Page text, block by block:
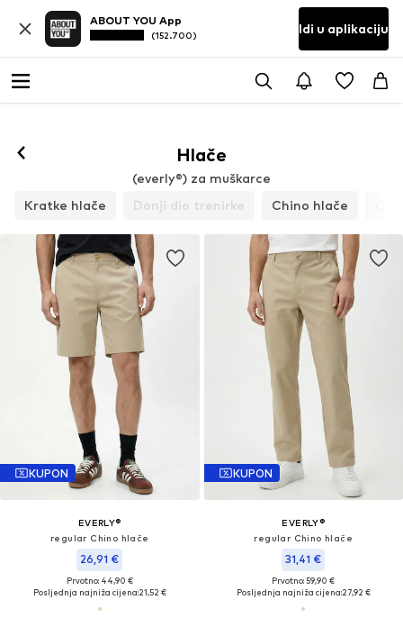
ABOUT YOU App
(152.700) Idi u aplikaciju
Hlače
(everly®) za muškarce
Kratke hlače
Donji dio trenirke Chino hlače
KUPON
EVERLY®
regular Chino hlače
26,91 €
Prvotno: 44,90 €
Posljednja najniža cijena:21,52 €
KUPON
EVERLY®
regular Chino hlače
31,41 €
Prvotno: 59,90 €
Posljednja najniža cijena:27,92 €